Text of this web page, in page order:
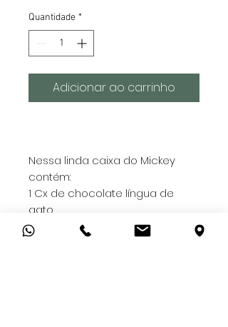
Quantidade *
Adicionar ao carrinho
Nessa linda caixa do Mickey
contém:
1 Cx de chocolate língua de
gato
1 Bolinho de chocolate